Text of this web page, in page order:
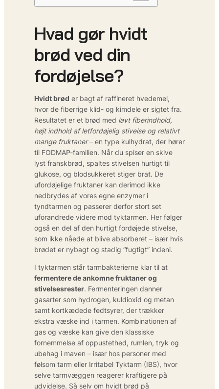
Hvad gør hvidt
brød ved din
fordøjelse?
Hvidt brød er bagt af raffineret hvedemel,
hvor de fiberrige klid- og kimdele er sigtet fra.
Resultatet er et brød med lavt fiberindhold,
højt indhold af letfordøjelig stivelse og relativt
mange fruktaner– en type kulhydrat, der hører
til FODMAP-familien. Når du spiser en skive
lyst franskbrød, spaltes stivelsen hurtigt til
glukose, og blodsukkeret stiger brat. De
ufordøjelige fruktaner kan derimod ikke
nedbrydes af vores egne enzymer i
tyndtarmen og passerer derfor stort set
uforandrede videre mod tyktarmen. Her følger
også en del af den hurtigt fordøjede stivelse,
som ikke nåede at blive absorberet – især hvis
brødet er nybagt og stadig “fugtigt” indeni.
I tyktarmen står tarmbakterierne klar til at
fermentere de ankomne fruktaner og
stivelsesrester. Fermenteringen danner
gasarter som hydrogen, kuldioxid og metan
samt kortkædede fedtsyrer, der trækker
ekstra væske ind i tarmen. Kombinationen af
gas og væske kan give den klassiske
fornemmelse af oppustethed, rumlen, tryk og
ubehag i maven – især hos personer med
følsom tarm eller Irritabel Tyktarm (IBS), hvor
selve tarmvæggen reagerer kraftigere på
udvidelse. Så selv om hvidt brød på